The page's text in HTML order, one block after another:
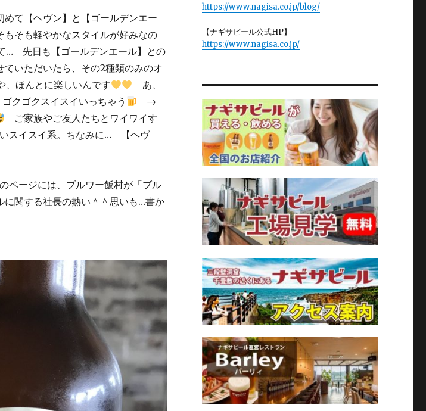
て【ヘヴン】と【ゴールデンエー
そも軽やかなスタイルが好みなの
… 先日も【ゴールデンエール】との
いただいたら、その2種類のみのオ
、ほんとに楽しいんです
あ、
クゴクスイスイいっちゃう
→
ご家族やご友人たちとワイワイす
スイスイ系。ちなみに… 【ヘヴ
ページには、ブルワー飯村が「ブル
に関する社長の熱い＾＾思いも…書か
https://www.nagisa.co.jp/blog/
【ナギサビール公式HP】
https://www.nagisa.co.jp/